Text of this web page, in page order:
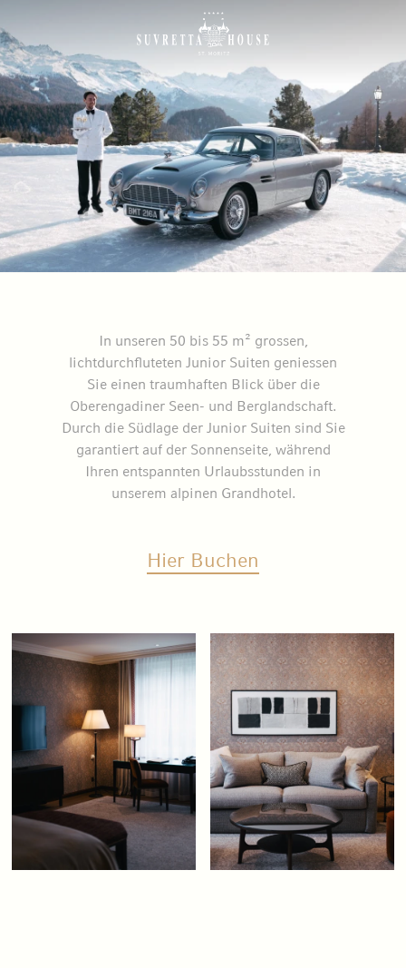
In unseren 50 bis 55 m² grossen,
lichtdurchfluteten Junior Suiten geniessen
Sie einen traumhaften Blick über die
Oberengadiner Seen- und Berglandschaft.
Durch die Südlage der Junior Suiten sind Sie
garantiert auf der Sonnenseite, während
Ihren entspannten Urlaubsstunden in
unserem alpinen Grandhotel.
Hier Buchen